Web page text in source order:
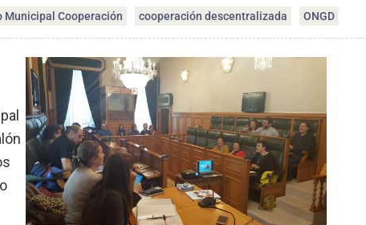
Municipal Cooperación cooperación descentralizada ONGD